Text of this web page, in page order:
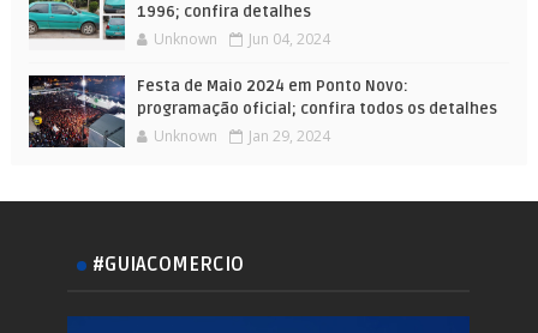
1996; confira detalhes
Unknown Jun 04, 2024
Festa de Maio 2024 em Ponto Novo:
programação oficial; confira todos os detalhes
Unknown Jan 29, 2024
#GUIACOMERCIO